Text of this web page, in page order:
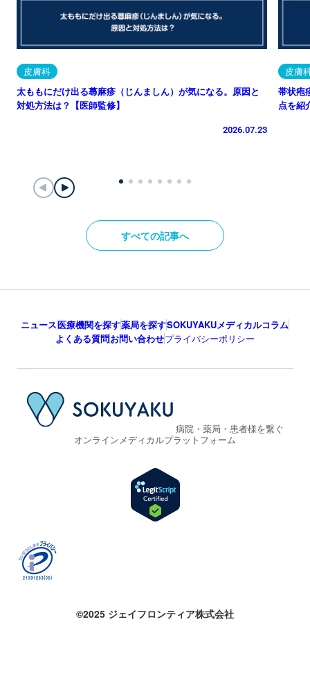
皮膚科
太ももにだけ出る蕁麻疹（じんましん）が気になる。原因と
対処方法は？【医師監修】
2026.07.23
皮膚
帯状疱
点を紹
すべての記事へ
ニュース医療機関を探す薬局を探すSOKUYAKUメディカルコラム
よくある質問お問い合わせプライバシーポリシー
病院・薬局・患者様を繋ぐ
オンラインメディカルプラットフォーム
©2025 ジェイフロンティア株式会社